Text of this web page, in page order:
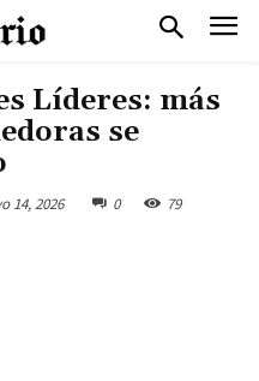
Líderes: más
se
14, 2026 0 79